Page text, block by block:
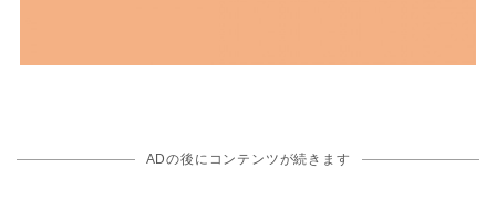
ADの後にコンテンツが続きます